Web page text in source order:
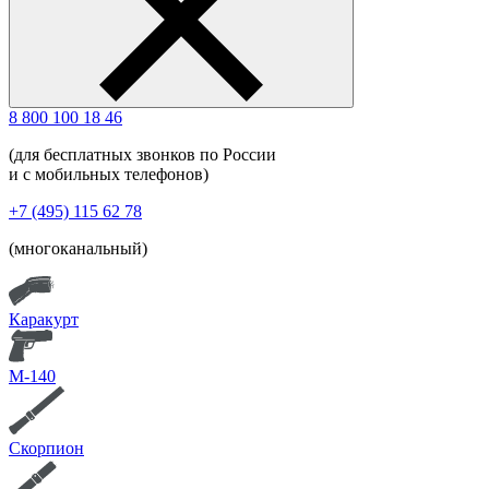
8 800 100 18 46
(для бесплатных звонков по России
и с мобильных телефонов)
+7 (495) 115 62 78
(многоканальный)
Каракурт
М-140
Скорпион